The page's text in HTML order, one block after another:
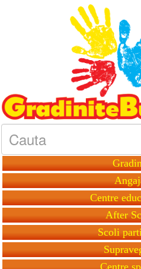
Centre
After
Scoli
Centre